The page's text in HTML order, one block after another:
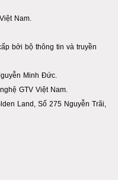
Nam.
bởi bộ thông tin và truyền
Minh Đức.
GTV Việt Nam.
Land, Số 275 Nguyễn Trãi,